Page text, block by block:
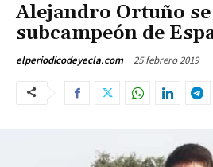
Alejandro Ortuño
subcampeón de
elperiodicodeyecla.com 25 febrero 2019